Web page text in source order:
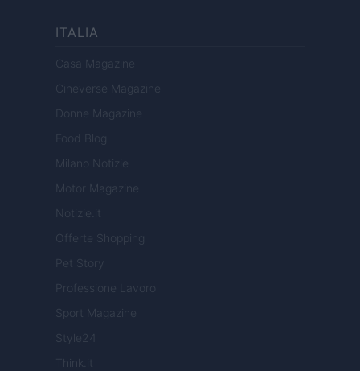
ITALIA
Casa Magazine
Cineverse Magazine
Donne Magazine
Food Blog
Milano Notizie
Motor Magazine
Notizie.it
Offerte Shopping
Pet Story
Professione Lavoro
Sport Magazine
Style24
Think.it